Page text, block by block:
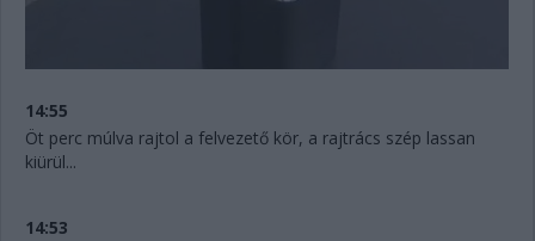
14:55
Öt perc múlva rajtol a felvezető kör, a rajtrács szép lassan
kiürül...
14:53